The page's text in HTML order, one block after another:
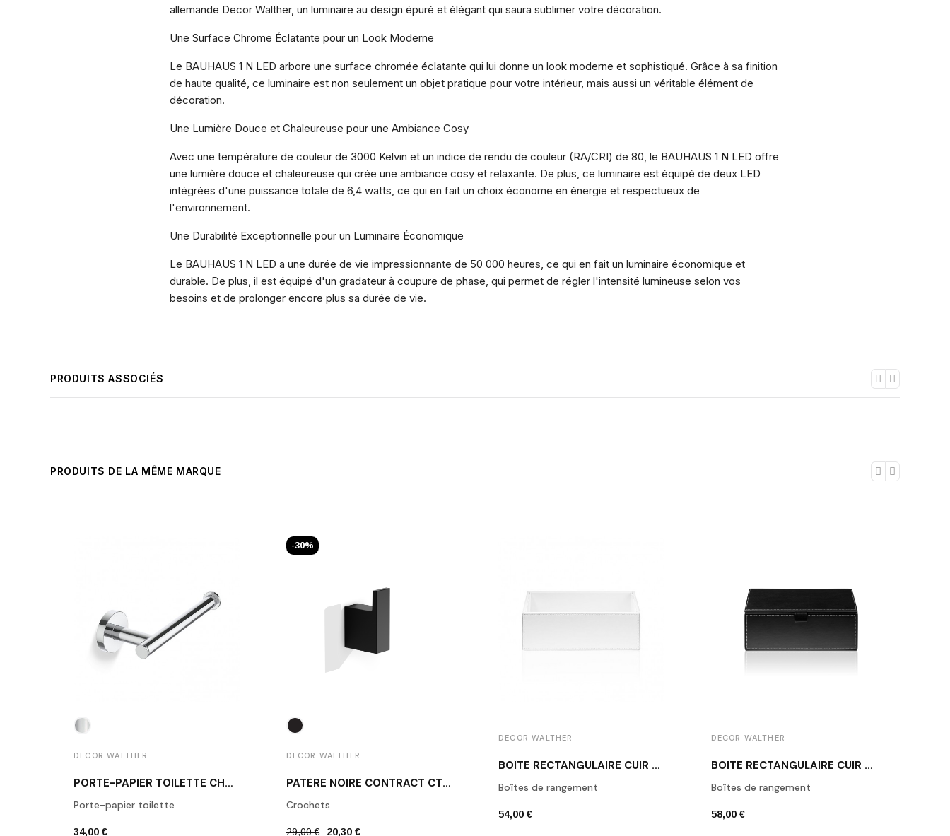
allemande Decor Walther, un luminaire au design épuré et élégant qui saura sublimer votre décoration.
Une Surface Chrome Éclatante pour un Look Moderne
Le BAUHAUS 1 N LED arbore une surface chromée éclatante qui lui donne un look moderne et sophistiqué. Grâce à sa finition
de haute qualité, ce luminaire est non seulement un objet pratique pour votre intérieur, mais aussi un véritable élément de
décoration.
Une Lumière Douce et Chaleureuse pour une Ambiance Cosy
Avec une température de couleur de 3000 Kelvin et un indice de rendu de couleur (RA/CRI) de 80, le BAUHAUS 1 N LED offre
une lumière douce et chaleureuse qui crée une ambiance cosy et relaxante. De plus, ce luminaire est équipé de deux LED
intégrées d'une puissance totale de 6,4 watts, ce qui en fait un choix économe en énergie et respectueux de
l'environnement.
Une Durabilité Exceptionnelle pour un Luminaire Économique
Le BAUHAUS 1 N LED a une durée de vie impressionnante de 50 000 heures, ce qui en fait un luminaire économique et
durable. De plus, il est équipé d'un gradateur à coupure de phase, qui permet de régler l'intensité lumineuse selon vos
besoins et de prolonger encore plus sa durée de vie.
PRODUITS ASSOCIÉS
PRODUITS DE LA MÊME MARQUE
DECOR WALTHER
PORTE-PAPIER TOILETTE CHROME POLI BA TPH1
Porte-papier toilette
34,00 €
DECOR WALTHER
PATÈRE NOIRE CONTRACT CT HAK1 DECOR WALTHER
Crochets
29,00 € 20,30 €
-30%
DECOR WALTHER
BOÎTE RECTANGULAIRE CUIR BLANC BROWNIE BOD2
Boîtes de rangement
54,00 €
DECOR WALTHER
BOÎTE RECTANGULAIRE CUIR NOIR BROWNIE BMD2
Boîtes de rangement
58,00 €